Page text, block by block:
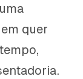
quer